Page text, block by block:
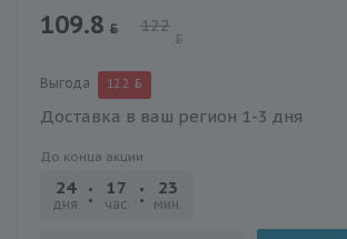
109.8 122
Выгода 12.2
Доставка в ваш регион 1-3 дня
До конца акции
24
дня
17
час.
23
мин.